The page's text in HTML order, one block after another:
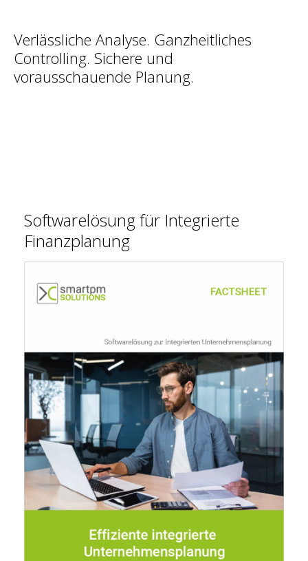
Verlässliche Analyse. Ganzheitliches
Controlling. Sichere und
vorausschauende Planung.
Softwarelösung für Integrierte
Finanzplanung